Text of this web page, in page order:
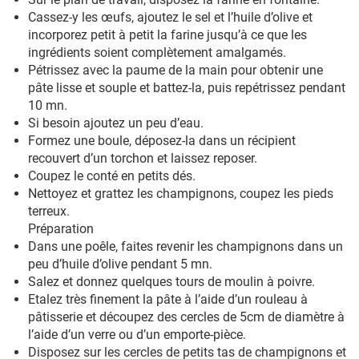
Cassez-y les œufs, ajoutez le sel et l’huile d’olive et
incorporez petit à petit la farine jusqu’à ce que les
ingrédients soient complètement amalgamés.
Pétrissez avec la paume de la main pour obtenir une
pâte lisse et souple et battez-la, puis repétrissez pendant
10 mn.
Si besoin ajoutez un peu d’eau.
Formez une boule, déposez-la dans un récipient
recouvert d’un torchon et laissez reposer.
Coupez le conté en petits dés.
Nettoyez et grattez les champignons, coupez les pieds
terreux.
Préparation
Dans une poêle, faites revenir les champignons dans un
peu d’huile d’olive pendant 5 mn.
Salez et donnez quelques tours de moulin à poivre.
Etalez très finement la pâte à l’aide d’un rouleau à
pâtisserie et découpez des cercles de 5cm de diamètre à
l’aide d’un verre ou d’un emporte-pièce.
Disposez sur les cercles de petits tas de champignons et